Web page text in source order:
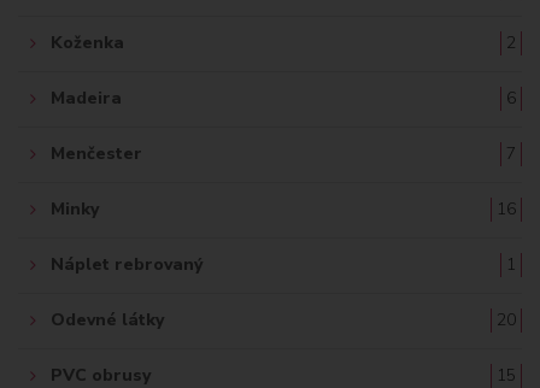
Koženka 2
Madeira 6
Menčester 7
Minky 16
Náplet rebrovaný 1
Odevné látky 20
PVC obrusy 15